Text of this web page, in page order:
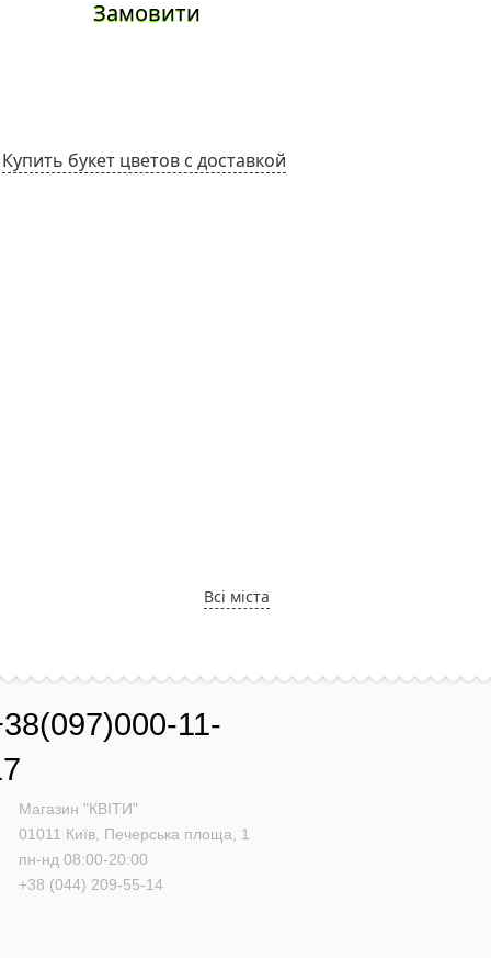
Замовити
Купить букет цветов с доставкой
Всі міста
11-
Магазин "КВІТИ"
01011 Київ, Печерська площа, 1
пн-нд 08:00-20:00
+38 (044) 209-55-14